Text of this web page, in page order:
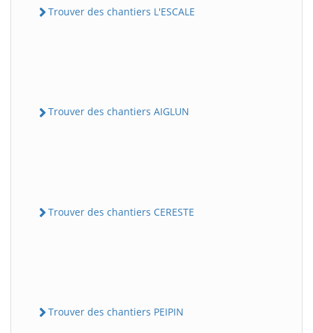
Trouver des chantiers L'ESCALE
Trouver des chantiers AIGLUN
Trouver des chantiers CERESTE
Trouver des chantiers PEIPIN